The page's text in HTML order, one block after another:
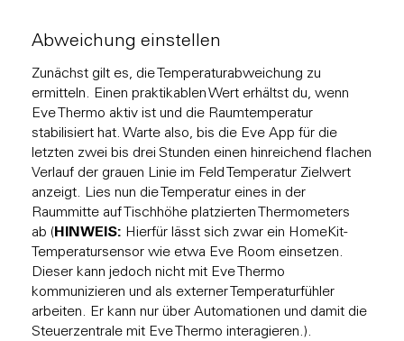
Abweichung einstellen
Zunächst gilt es, die Temperaturabweichung zu
ermitteln. Einen praktikablen Wert erhältst du, wenn
Eve Thermo aktiv ist und die Raumtemperatur
stabilisiert hat. Warte also, bis die Eve App für die
letzten zwei bis drei Stunden einen hinreichend flachen
Verlauf der grauen Linie im Feld Temperatur Zielwert
anzeigt. Lies nun die Temperatur eines in der
Raummitte auf Tischhöhe platzierten Thermometers
ab (HINWEIS: Hierfür lässt sich zwar ein HomeKit-
Temperatursensor wie etwa Eve Room einsetzen.
Dieser kann jedoch nicht mit Eve Thermo
kommunizieren und als externer Temperaturfühler
arbeiten. Er kann nur über Automationen und damit die
Steuerzentrale mit Eve Thermo interagieren.).